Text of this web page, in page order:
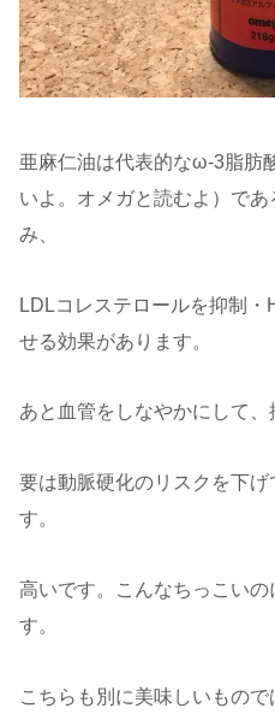
亜麻仁油は代表的なω-3脂肪
いよ。オメガと読むよ）で
み、
LDLコレステロールを抑制
せる効果があります。
あと血管をしなやかにして、
要は動脈硬化のリスクを下
す。
高いです。こんなちっこい
す。
こちらも別に美味しいもの